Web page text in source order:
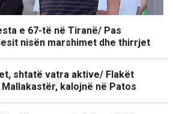
e 67-të në Tiranë/ Pas
nisën marshimet dhe thirrjet
shtatë vatra aktive/ Flakët
kalojnë në Patos